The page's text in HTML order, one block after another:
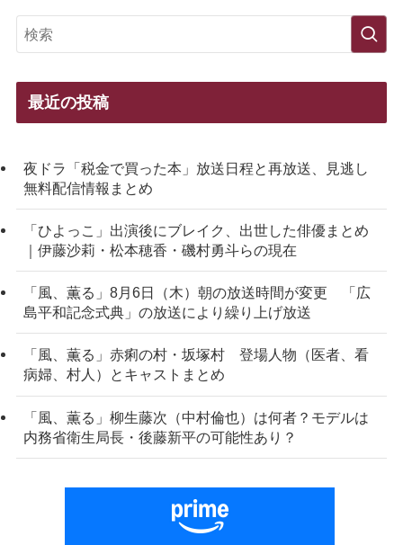
最近の投稿
夜ドラ「税金で買った本」放送日程と再放送、見逃し
無料配信情報まとめ
「ひよっこ」出演後にブレイク、出世した俳優まとめ
｜伊藤沙莉・松本穂香・磯村勇斗らの現在
「風、薫る」8月6日（木）朝の放送時間が変更 「広
島平和記念式典」の放送により繰り上げ放送
「風、薫る」赤痢の村・坂塚村 登場人物（医者、看
病婦、村人）とキャストまとめ
「風、薫る」柳生藤次（中村倫也）は何者？モデルは
内務省衛生局長・後藤新平の可能性あり？